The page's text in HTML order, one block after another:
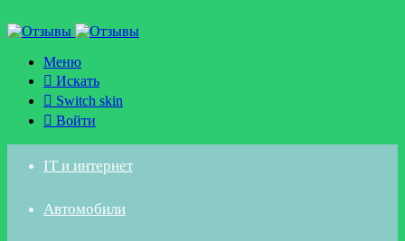
Меню
Искать
Switch skin
Войти
IT и интернет
Автомобили